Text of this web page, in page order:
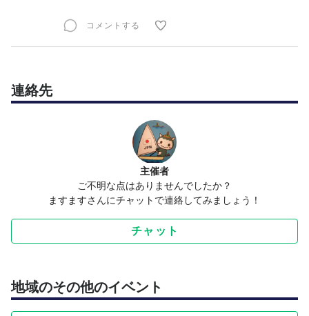
コメントする
連絡先
主催者
ご不明な点はありませんでしたか？
ますますさんにチャットで連絡してみましょう！
チャット
地域のその他のイベント